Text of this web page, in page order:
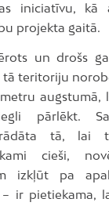
iniciatīvu, kā
projekta gaitā.
un drošs
tā teritoriju
augstumā,
pārlēkt.
tā, lai
cieši,
izkļūt pa
ir pietiekama,